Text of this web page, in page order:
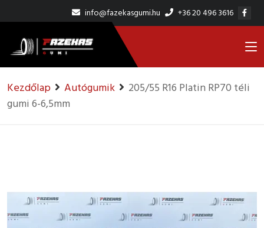
info@fazekasgumi.hu +36 20 496 3616
Kezdőlap Autógumik
205/55 R16 Platin RP70 téli
gumi 6-6,5mm